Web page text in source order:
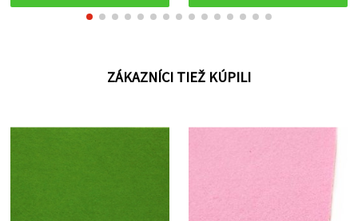
ZÁKAZNÍCI TIEŽ KÚPILI